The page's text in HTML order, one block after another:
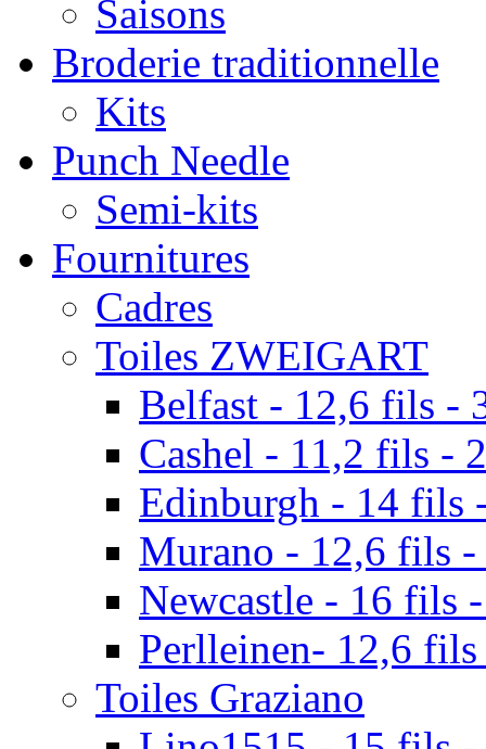
Saisons
Broderie traditionnelle
Kits
Punch Needle
Semi-kits
Fournitures
Cadres
Toiles ZWEIGART
Belfast - 12,6 fils -
Cashel - 11,2 fils -
Edinburgh - 14 fils
Murano - 12,6 fils -
Newcastle - 16 fils
Perlleinen- 12,6
Toiles Graziano